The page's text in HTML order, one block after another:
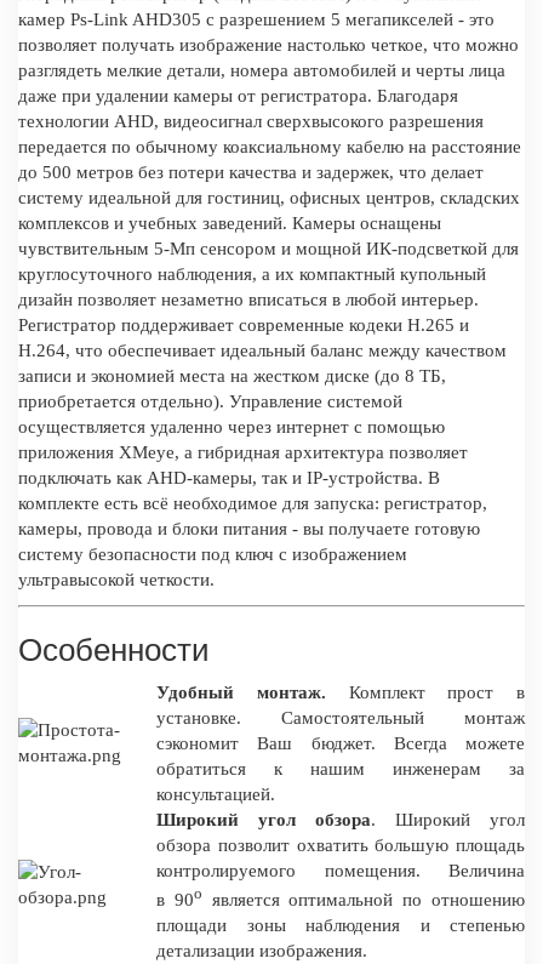
камер Ps-Link AHD305 с разрешением 5 мегапикселей - это
позволяет получать изображение настолько четкое, что можно
разглядеть мелкие детали, номера автомобилей и черты лица
даже при удалении камеры от регистратора. Благодаря
технологии AHD, видеосигнал сверхвысокого разрешения
передается по обычному коаксиальному кабелю на расстояние
до 500 метров без потери качества и задержек, что делает
систему идеальной для гостиниц, офисных центров, складских
комплексов и учебных заведений. Камеры оснащены
чувствительным 5-Мп сенсором и мощной ИК-подсветкой для
круглосуточного наблюдения, а их компактный купольный
дизайн позволяет незаметно вписаться в любой интерьер.
Регистратор поддерживает современные кодеки H.265 и
H.264, что обеспечивает идеальный баланс между качеством
записи и экономией места на жестком диске (до 8 ТБ,
приобретается отдельно). Управление системой
осуществляется удаленно через интернет с помощью
приложения XMeye, а гибридная архитектура позволяет
подключать как AHD-камеры, так и IP-устройства. В
комплекте есть всё необходимое для запуска: регистратор,
камеры, провода и блоки питания - вы получаете готовую
систему безопасности под ключ с изображением
ультравысокой четкости.
Особенности
Удобный монтаж. Комплект прост в
установке. Самостоятельный монтаж
сэкономит Ваш бюджет. Всегда можете
обратиться к нашим инженерам за
консультацией.
Широкий угол обзора. Широкий угол
обзора позволит охватить большую площадь
контролируемого помещения. Величина
в 90о
является оптимальной по отношению
площади зоны наблюдения и степенью
детализации изображения.